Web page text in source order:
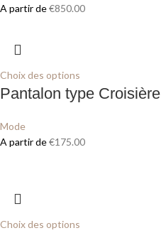
A partir de€850.00
Choix des options
Pantalon type Croisière
Mode
A partir de€175.00
Choix des options